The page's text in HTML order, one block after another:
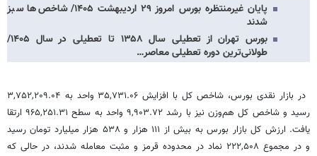
پایان غیرمنتظره بورس امروز ۲۹ اردیبهشت ۱۴۰۵/ شاخص‌ها سبز
شدند
بورس تهران از تعطیلی سال ۱۳۵۸ تا تعطیلی در سال ۱۴۰۵/
طولانی‌ترین دوره تعطیلی معاصر…
در بازار نقدی بورس، شاخص کل با افزایش ۳۵,۷۳۱.۰۶ واحد به ۳,۷۵۲,۲۰۹.۰۴
رسید و شاخص کل هم‌وزن نیز با رشد ۹,۹۰۳.۷۲ واحد به سطح ۹۶۵,۲۵۱.۳۱ ارتقا
یافت. ارزش کل بازار بورس به بیش از ۱۱۱ هزار و ۵۳۸ هزار میلیارد تومان رسید
و در مجموع ۲۲۲,۵۰۸ نماد در محدوده قرمز و مثبت معامله شدند، در حالی که